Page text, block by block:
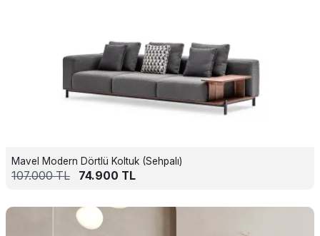
Mavel Modern Dörtlü Koltuk (Sehpalı)
107.000TL 74.900 TL